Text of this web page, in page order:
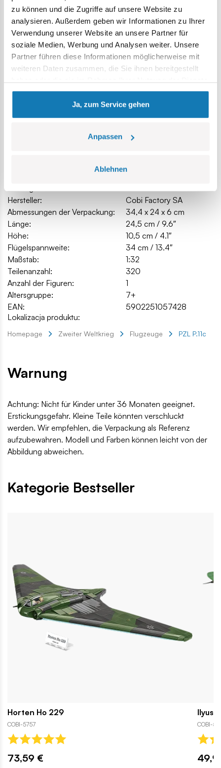
zu können und die Zugriffe auf unsere Website zu
analysieren. Außerdem geben wir Informationen zu Ihrer
Verwendung unserer Website an unsere Partner für
soziale Medien, Werbung und Analysen weiter. Unsere
Partner führen diese Informationen möglicherweise mit
weiteren Daten zusammen, die Sie ihnen bereitgestellt
gesammelt haben.
Ja, zum Service gehen
Anpassen
Ablehnen
Sicherheitsstandards für Kinderprodukte erfüllen,
voll kompatibel mit Klemm-Bausteinen anderer Marken,
Blöcke mit Aufdruck verformen sich nicht und verblassen
nicht beim Spielen oder unter Temperatureinfluss,
Modell im Maßstab 1:32,
Figur,
TAMPONDRUCK, nur Drucke,
Abmessungen des Modells (L x B x H): 24,5 cm (9,6") x 34
Hersteller:
Cobi Factory SA
Abmessungen der Verpackung:
34,4 x 24 x 6 cm
Länge:
24,5 cm / 9.6″
Höhe:
10,5 cm / 4.1″
Flügelspannweite:
34 cm / 13.4″
Maßstab:
1:32
Teilenanzahl:
320
Anzahl der Figuren:
1
Altersgruppe:
7+
EAN:
5902251057428
Lokalizacja produktu:
Homepage Zweiter Weltkrieg Flugzeuge PZL P.11c
Warnung
Achtung: Nicht für Kinder unter 36 Monaten geeignet.
Erstickungsgefahr. Kleine Teile könnten verschluckt
werden. Wir empfehlen, die Verpackung als Referenz
aufzubewahren. Modell und Farben können leicht von der
Abbildung abweichen.
Kategorie Bestseller
Horten Ho 229
COBI-5757
73,59 €
COBI-